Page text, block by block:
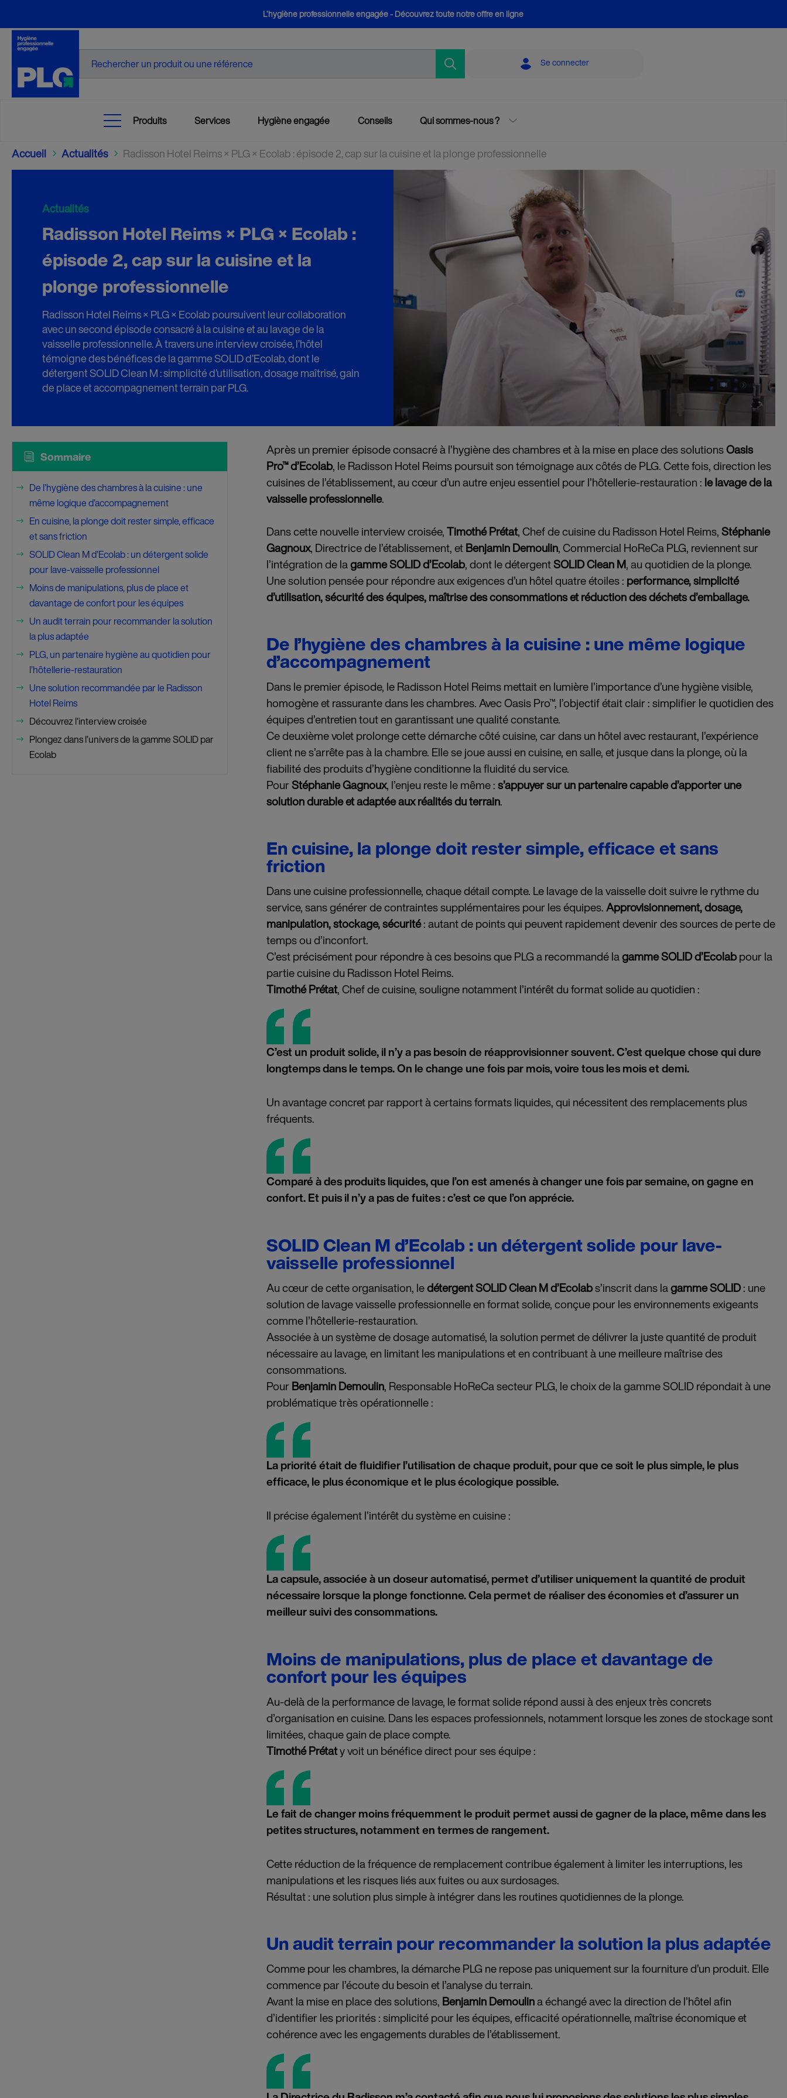
L’hygiène professionnelle engagée - Découvrez toute notre offre en ligne
Recherche Se connecter
Produits Services Hygiène engagée Conseils Qui sommes-nous ?
Accueil 5 Actualités 5 Radisson Hotel Reims × PLG × Ecolab : épisode 2, cap sur la cuisine et la plonge professionnelle
Actualités
Radisson Hotel Reims × PLG × Ecolab :
épisode 2, cap sur la cuisine et la
plonge professionnelle
Radisson Hotel Reims × PLG × Ecolab poursuivent leur collaboration
avec un second épisode consacré à la cuisine et au lavage de la
vaisselle professionnelle. À travers une interview croisée, l’hôtel
témoigne des bénéfices de la gamme SOLID d’Ecolab, dont le
détergent SOLID Clean M : simplicité d’utilisation, dosage maîtrisé, gain
de place et accompagnement terrain par PLG.
i Sommaire
$
De l’hygiène des chambres à la cuisine : une
même logique d’accompagnement
$
En cuisine, la plonge doit rester simple, efficace
et sans friction
$
SOLID Clean M d’Ecolab : un détergent solide
pour lave-vaisselle professionnel
$
Moins de manipulations, plus de place et
davantage de confort pour les équipes
$
Un audit terrain pour recommander la solution
la plus adaptée
$
PLG, un partenaire hygiène au quotidien pour
l’hôtellerie-restauration
$
Une solution recommandée par le Radisson
Hotel Reims
$ Découvrez l’interview croisée
$
Plongez dans l’univers de la gamme SOLID par
Ecolab
Après un premier épisode consacré à l’hygiène des chambres et à la mise en place des solutionsOasis
Pro™ d’Ecolab, le Radisson Hotel Reims poursuit son témoignage aux côtés de PLG. Cette fois, direction les
cuisines de l’établissement, au cœur d’un autre enjeu essentiel pour l’hôtellerie-restauration : le lavage de la
vaisselle professionnelle.
Dans cette nouvelle interview croisée,Timothé Prétat, Chef de cuisine du Radisson Hotel Reims,Stéphanie
Gagnoux, Directrice de l’établissement, etBenjamin Demoulin, Commercial HoReCa PLG, reviennent sur
l’intégration de lagamme SOLID d’Ecolab, dont le détergentSOLID Clean M, au quotidien de la plonge.
Une solution pensée pour répondre aux exigences d’un hôtel quatre étoiles : performance, simplicité
d’utilisation, sécurité des équipes, maîtrise des consommations et réduction des déchets d’emballage.
De l’hygiène des chambres à la cuisine : une même logique
d’accompagnement
Dans le premier épisode, le Radisson Hotel Reims mettait en lumière l’importance d’une hygiène visible,
homogène et rassurante dans les chambres. Avec Oasis Pro™, l’objectif était clair : simplifier le quotidien des
équipes d’entretien tout en garantissant une qualité constante.
Ce deuxième volet prolonge cette démarche côté cuisine, car dans un hôtel avec restaurant, l’expérience
client ne s’arrête pas à la chambre. Elle se joue aussi en cuisine, en salle, et jusque dans la plonge, où la
fiabilité des produits d’hygiène conditionne la fluidité du service.
PourStéphanie Gagnoux, l’enjeu reste le même :s’appuyer sur un partenaire capable d’apporter une
solution durable et adaptée aux réalités du terrain.
En cuisine, la plonge doit rester simple, efficace et sans
friction
Dans une cuisine professionnelle, chaque détail compte. Le lavage de la vaisselle doit suivre le rythme du
service, sans générer de contraintes supplémentaires pour les équipes.Approvisionnement, dosage,
manipulation, stockage, sécurité: autant de points qui peuvent rapidement devenir des sources de perte de
temps ou d’inconfort.
C’est précisément pour répondre à ces besoins que PLG a recommandé lagamme SOLID d’Ecolabpour la
partie cuisine du Radisson Hotel Reims.
Timothé Prétat, Chef de cuisine, souligne notamment l’intérêt du format solide au quotidien :
C’est un produit solide, il n’y a pas besoin de réapprovisionner souvent. C’est quelque chose qui dure
longtemps dans le temps. On le change une fois par mois, voire tous les mois et demi.
Un avantage concret par rapport à certains formats liquides, qui nécessitent des remplacements plus
fréquents.
Comparé à des produits liquides, que l’on est amenés à changer une fois par semaine, on gagne en
confort. Et puis il n’y a pas de fuites : c’est ce que l’on apprécie.
SOLID Clean M d’Ecolab : un détergent solide pour lave-
vaisselle professionnel
Au cœur de cette organisation, ledétergent SOLID Clean M d’Ecolabs’inscrit dans lagamme SOLID: une
solution de lavage vaisselle professionnelle en format solide, conçue pour les environnements exigeants
comme l’hôtellerie-restauration.
Associée à un système de dosage automatisé, la solution permet de délivrer la juste quantité de produit
nécessaire au lavage, en limitant les manipulations et en contribuant à une meilleure maîtrise des
consommations.
PourBenjamin Demoulin, Responsable HoReCa secteur PLG, le choix de la gamme SOLID répondait à une
problématique très opérationnelle :
La priorité était de fluidifier l’utilisation de chaque produit, pour que ce soit le plus simple, le plus
efficace, le plus économique et le plus écologique possible.
Il précise également l’intérêt du système en cuisine :
La capsule, associée à un doseur automatisé, permet d’utiliser uniquement la quantité de produit
nécessaire lorsque la plonge fonctionne. Cela permet de réaliser des économies et d’assurer un
meilleur suivi des consommations.
Moins de manipulations, plus de place et davantage de
confort pour les équipes
Au-delà de la performance de lavage, le format solide répond aussi à des enjeux très concrets
d’organisation en cuisine. Dans les espaces professionnels, notamment lorsque les zones de stockage sont
limitées, chaque gain de place compte.
Timothé Prétaty voit un bénéfice direct pour ses équipe :
Le fait de changer moins fréquemment le produit permet aussi de gagner de la place, même dans les
petites structures, notamment en termes de rangement.
Cette réduction de la fréquence de remplacement contribue également à limiter les interruptions, les
manipulations et les risques liés aux fuites ou aux surdosages.
Résultat : une solution plus simple à intégrer dans les routines quotidiennes de la plonge.
Un audit terrain pour recommander la solution la plus adaptée
Comme pour les chambres, la démarche PLG ne repose pas uniquement sur la fourniture d’un produit. Elle
commence par l’écoute du besoin et l’analyse du terrain.
Avant la mise en place des solutions, Benjamin Demoulina échangé avec la direction de l’hôtel afin
d’identifier les priorités : simplicité pour les équipes, efficacité opérationnelle, maîtrise économique et
cohérence avec les engagements durables de l’établissement.